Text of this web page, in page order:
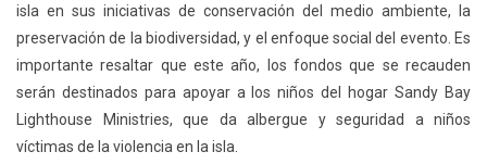
isla en sus iniciativas de conservación del medio ambiente, la
preservación de la biodiversidad, y el enfoque social del evento. Es
importante resaltar que este año, los fondos que se recauden
serán destinados para apoyar a los niños del hogar Sandy Bay
Lighthouse Ministries, que da albergue y seguridad a niños
víctimas de la violencia en la isla.